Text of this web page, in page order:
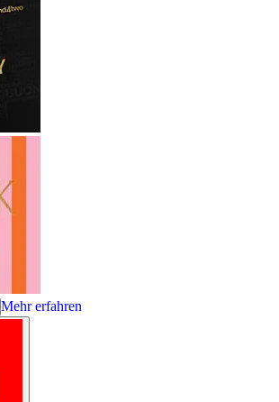
Mehr erfahren